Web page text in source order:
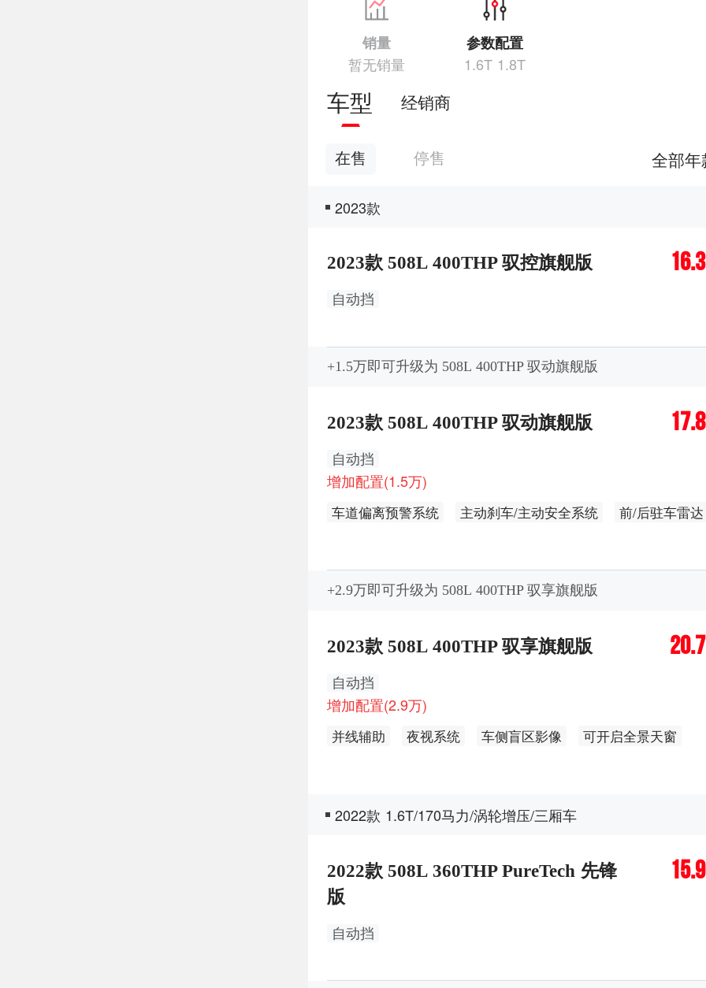
销量
暂无销量
参数配置
1.6T 1.8T
车型 经销商
在售 停售 全部年
2023款
2023款 508L 400THP 驭控旗舰版
自动挡
+1.5万即可升级为 508L 400THP 驭动旗舰版
2023款 508L 400THP 驭动旗舰版
自动挡
增加配置(1.5万)
车道偏离预警系统 主动刹车/主动安全系统
前/后驻车雷达
真皮方向盘
自适应远近光
真皮座椅
主座椅调节方式-腰部支撑(4向)
电动座椅记忆功能
道路救援呼叫
+2.9万即可升级为 508L 400THP 驭享旗舰版
2023款 508L 400THP 驭享旗舰版
自动挡
增加配置(2.9万)
并线辅助 夜视系统 车侧盲区影像
可开启全景天窗
2022款 1.6T/170马力/涡轮增压/三厢车
2022款 508L 360THP PureTech 先锋
版
自动挡